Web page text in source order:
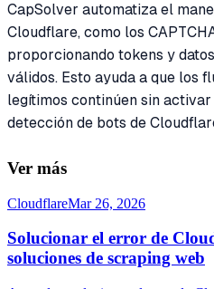
CapSolver automatiza el
Cloudflare, como los
proporcionando tokens y
válidos. Esto ayuda a que los
legítimos continúen sin
detección de bots de
Ver más
CloudflareMar 26, 2026
Solucionar el error de
soluciones de scraping web